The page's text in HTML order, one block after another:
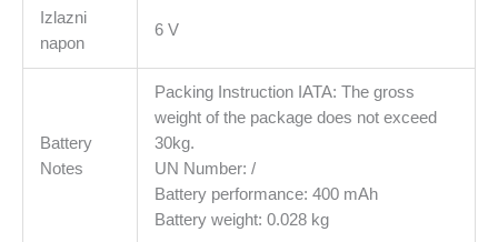
Izlazni
napon
6 V
Battery
Notes
Packing Instruction IATA: The gross
weight of the package does not exceed
30kg.
UN Number: /
Battery performance: 400 mAh
Battery weight: 0.028 kg